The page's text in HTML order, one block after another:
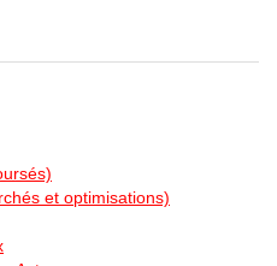
et optimisations)